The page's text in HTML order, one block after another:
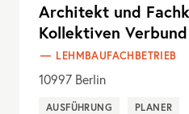
Architekt und
Kollektiven
LEHMBAUFACHBETRIEB
10997 Berlin
AUSFÜHRUNG PLANER